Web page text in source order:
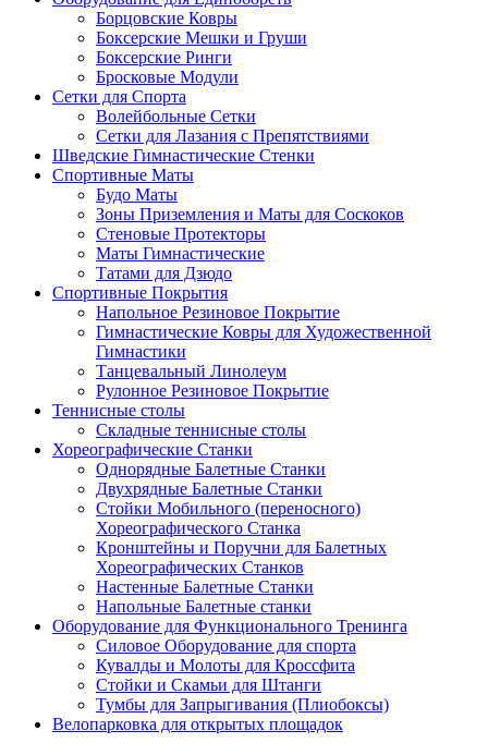
Борцовские Ковры
Боксерские Мешки и Груши
Боксерские Ринги
Бросковые Модули
Сетки для Спорта
Волейбольные Сетки
Сетки для Лазания с Препятствиями
Шведские Гимнастические Стенки
Спортивные Маты
Будо Маты
Зоны Приземления и Маты для Соскоков
Стеновые Протекторы
Маты Гимнастические
Татами для Дзюдо
Спортивные Покрытия
Напольное Резиновое Покрытие
Гимнастические Ковры для Художественной
Гимнастики
Танцевальный Линолеум
Рулонное Резиновое Покрытие
Теннисные столы
Складные теннисные столы
Хореографические Станки
Однорядные Балетные Станки
Двухрядные Балетные Станки
Стойки Мобильного (переносного)
Хореографического Станка
Кронштейны и Поручни для Балетных
Хореографических Станков
Настенные Балетные Станки
Напольные Балетные станки
Оборудование для Функционального Тренинга
Силовое Оборудование для спорта
Кувалды и Молоты для Кроссфита
Стойки и Скамьи для Штанги
Тумбы для Запрыгивания (Плиобоксы)
Велопарковка для открытых площадок